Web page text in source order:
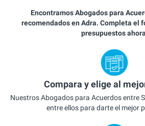
Encontramos Abogados para
recomendados en Adra. Completa el
presupuestos
Compara y elige al
Nuestros Abogados para Acuerdos entre
entre ellos para darte el mejor